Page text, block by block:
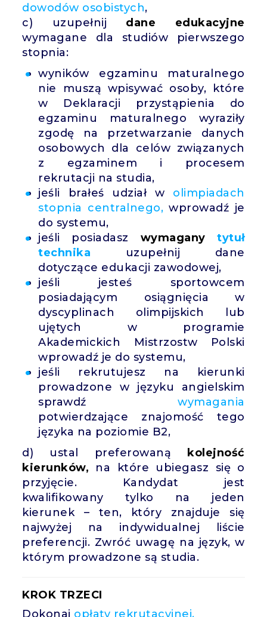
dowodów osobistych,
c) uzupełnij dane edukacyjne
wymagane dla studiów pierwszego
stopnia:
wyników egzaminu maturalnego
nie muszą wpisywać osoby, które
w Deklaracji przystąpienia do
egzaminu maturalnego wyraziły
zgodę na przetwarzanie danych
osobowych dla celów związanych
z egzaminem i procesem
rekrutacji na studia,
jeśli brałeś udział w olimpiadach
stopnia centralnego, wprowadź je
do systemu,
jeśli posiadasz wymaganytytuł
technika uzupełnij dane
dotyczące edukacji zawodowej,
jeśli jesteś sportowcem
posiadającym osiągnięcia w
dyscyplinach olimpijskich lub
ujętych w programie
Akademickich Mistrzostw Polski
wprowadź je do systemu,
jeśli rekrutujesz na kierunki
prowadzone w języku angielskim
sprawdźwymagania
potwierdzające znajomość tego
języka na poziomie B2,
d) ustal preferowaną kolejność
kierunków, na które ubiegasz się o
przyjęcie. Kandydat jest
kwalifikowany tylko na jeden
kierunek – ten, który znajduje się
najwyżej na indywidualnej liście
preferencji. Zwróć uwagę na język, w
którym prowadzone są studia.
KROK TRZECI
Dokonaj opłaty rekrutacyjnej.